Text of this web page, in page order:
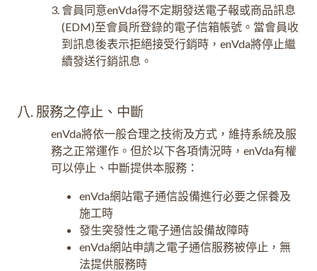
會員同意enVda得不定期發送電子報或商品訊息
(EDM)至會員所登錄的電子信箱帳號。當會員收
到訊息後表示拒絕接受行銷時，enVda將停止繼
續發送行銷訊息。
八. 服務之停止、中斷
enVda將依一般合理之技術及方式，維持系統及服
務之正常運作。但於以下各項情況時，enVda有權
可以停止、中斷提供本服務：
enVda網站電子通信設備進行必要之保養及
施工時
發生突發性之電子通信設備故障時
enVda網站申請之電子通信服務被停止，無
法提供服務時